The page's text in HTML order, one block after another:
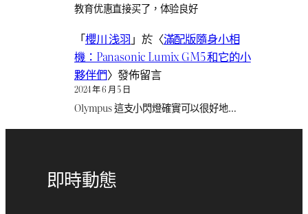
教育优惠直接买了，体验良好
「櫻川 浅羽 」於〈滿配版隨身小相
機：Panasonic Lumix GM5 和它的小
夥伴們〉發佈留言
2024 年 6 月 5 日
Olympus 這支小閃燈確實可以很好地…
即時動態